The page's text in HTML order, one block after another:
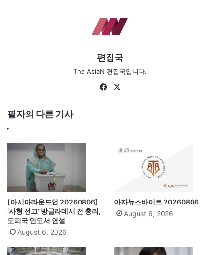
편집국
The AsiaN 편집국입니다.
Fa
필자의 다른 기사
[아시아라운드업 20260806]
‘사형 선고’ 방글라데시 전 총리,
도피국 인도서 연설
August 6, 2026
아자뉴스바이트 20260806
August 6, 2026